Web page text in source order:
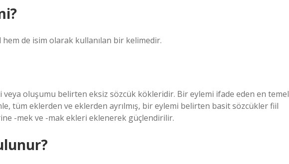
de isim olarak kullanılan bir kelimedir.
oluşumu belirten eksiz sözcük kökleridir. Bir eylemi ifade eden en temel
tüm eklerden ve eklerden ayrılmış, bir eylemi belirten basit sözcükler fiil
-mek ve -mak ekleri eklenerek güçlendirilir.